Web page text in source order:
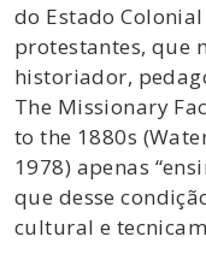
do Estado
protestantes, que
historiador,
The Missionary
to the 1880s
1978) apenas
que desse
cultural e